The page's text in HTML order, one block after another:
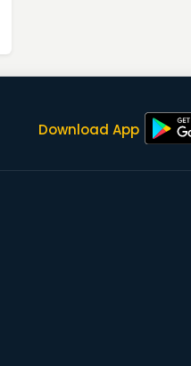
Download App